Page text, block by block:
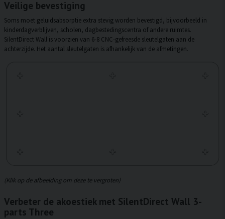
Veilige bevestiging
Soms moet geluidsabsorptie extra stevig worden bevestigd, bijvoorbeeld in
kinderdagverblijven, scholen, dagbestedingscentra of andere ruimtes.
SilentDirect Wall is voorzien van 6-8 CNC-gefreesde sleutelgaten aan de
achterzijde. Het aantal sleutelgaten is afhankelijk van de afmetingen.
(Klik op de afbeelding om deze te vergroten)
Verbeter de akoestiek met SilentDirect Wall 3-
parts Three